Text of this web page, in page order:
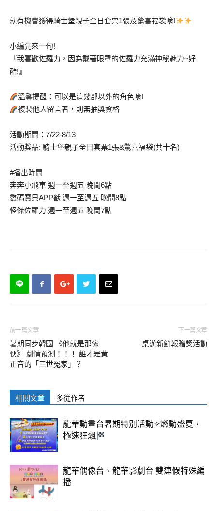
就有機會獲得騎士堡親子全日套票1張及驚喜福袋唷!
小編先來一句!
『我喜歡佐羅力，因為戴著眼罩的佐羅力充滿神秘魅力~好
酷!』
溫馨提醒：可以是這幾部以外的角色唷!
複製他人留言者，則無抽獎資格
活動期間：7/22-8/13
活動獎品: 騎士堡親子全日套票1張&驚喜福袋(共十名)
#播出時間
奔奔小飛車 週一至週五 晚間6點
數碼寶貝APP獸 週一至週五 晚間8點
怪傑佐羅力 週一至週五 晚間7點
前一篇文章
暑期同步韓國 《他就是那傢
伙》 劇情預測！！！ 誰才是黃
正音的「三世冤家」？
下一篇文章
桌遊新鮮報贈獎活動
相關文章 多從作者
龍華動畫台暑期特別活動✧燃動盛夏，
極速狂飆
龍華偶像台、龍華影劇台 雙連假特殊編
播